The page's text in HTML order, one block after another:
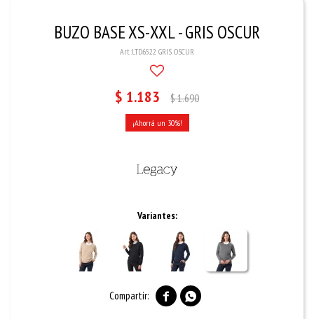
BUZO BASE XS-XXL - GRIS OSCUR
LTD6522 GRIS OSCUR
$ 1.183 $1.690
30
Variantes:
 